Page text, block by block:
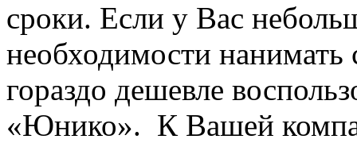
сроки. Если у Вас
необходимости нанимать
гораздо дешевле
«Юнико». К Вашей